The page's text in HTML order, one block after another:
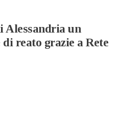
Alessandria un
reato grazie a Rete